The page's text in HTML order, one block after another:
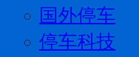
国外停车
停车科技